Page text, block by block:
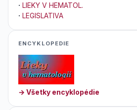
· LIEKY V HEMATOL.
· LEGISLATIVA
ENCYKLOPEDIE
→ Všetky encyklopédie